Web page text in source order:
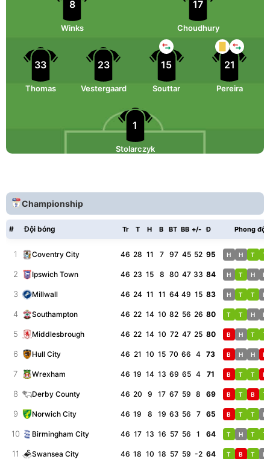
8
Winks
17
Choudhury
33
Thomas
23
Vestergaard
15
Souttar
21
Pereira
1
Stolarczyk
Championship
# Đội bóng Tr T H B BT BB +/- Đ Phong độ
1 Coventry City 46 28 11 7 97 45 52 95 H H T T
2 Ipswich Town 46 23 15 8 80 47 33 84 H T H H
3 Millwall 46 24 11 11 64 49 15 83 H T T H
4 Southampton 46 22 14 10 82 56 26 80 T T H H
5 Middlesbrough 46 22 14 10 72 47 25 80 B H T T
6 Hull City 46 21 10 15 70 66 4 73 B H H B
7 Wrexham 46 19 14 13 69 65 4 71 B T T B
8 Derby County 46 20 9 17 67 59 8 69 B T B T
9 Norwich City 46 19 8 19 63 56 7 65 B T T H
10 Birmingham City 46 17 13 16 57 56 1 64 T H T T
11 Swansea City 46 18 10 18 57 59 -2 64 T B T H